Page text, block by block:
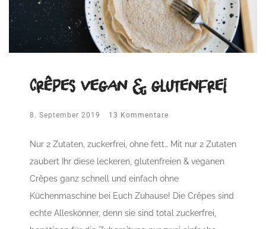
Crêpes vegan & glutenfrei
8. September 2019 13 Kommentare
Nur 2 Zutaten, zuckerfrei, ohne fett… Mit nur 2 Zutaten
zaubert Ihr diese leckeren, glutenfreien & veganen
Crêpes ganz schnell und einfach ohne
Küchenmaschine bei Euch Zuhause! Die Crêpes sind
echte Alleskönner, denn sie sind total zuckerfrei,